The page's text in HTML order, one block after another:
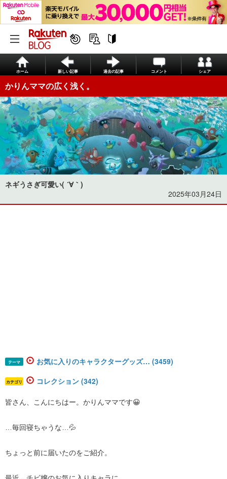
ホーム 新しい記事 過去の記事 コメント シェア
かりんママの広く浅く。
ネギうさぎ可愛い( ´∀｀)
2025年03月24日
テーマ お気に入りのキャラクターグッズ… (3459)
カテゴリ コレクション (342)
皆さん、こんにちはー。かりんママです😀
…毎回寝ちゃうな…💦
ちょっと前に届いたのをご紹介。